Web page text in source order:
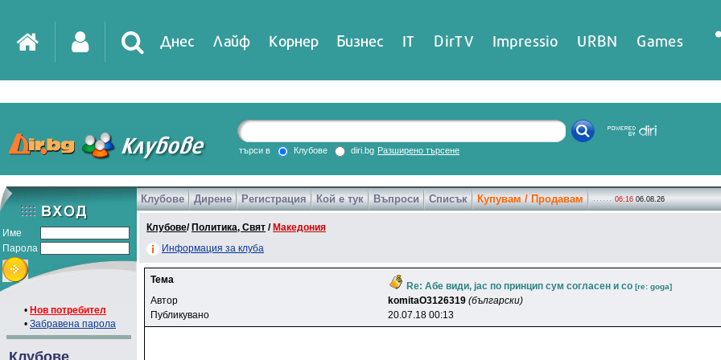
Днес Лайф Корнер Бизнес IT DirTV Impressio URBN Games
търси в Клубове diri.bg Разширено търсене
Име
Парола
• Нов потребител
• Забравена парола
Клубове
Клубове Дирене Регистрация Кой е тук Въпроси Списък Купувам / Продавам 06:16 06.08.26
Клубове/ Политика, Свят / Македония
Информация за клуба
Тема
Re: Абе види, јас по принцип сум согласен и со [re: goga]
Автор komitaO3126319 (български)
Публикувано
20.07.18 00:13